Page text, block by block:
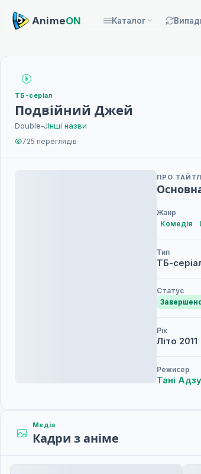
AnimeON Каталог
ТБ-серіал
Подвійний Джей
Double-JІнші назви
725 переглядів
ПРО ТАЙТЛ
Жанр
Комедія
Тип
ТБ-
Статус
Рік
Літо 2011
Режисер
Тані
Медіа
Кадри з аніме